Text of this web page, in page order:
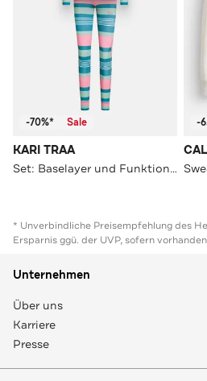
-70%* Sale
KARI TRAA
Set: Baselayer und Funktionstights gemustert
-
* Unverbindliche Preisempfehlung des
Ersparnis ggü. der UVP, sofern vorhanden
Unternehmen
Über uns
Karriere
Presse